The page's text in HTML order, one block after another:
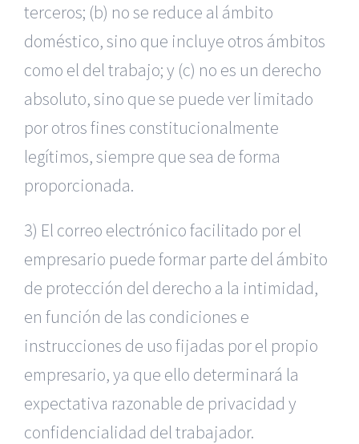
terceros; (b) no se reduce al ámbito
doméstico, sino que incluye otros ámbitos
como el del trabajo; y (c) no es un derecho
absoluto, sino que se puede ver limitado
por otros fines constitucionalmente
legítimos, siempre que sea de forma
proporcionada.
3) El correo electrónico facilitado por el
empresario puede formar parte del ámbito
de protección del derecho a la intimidad,
en función de las condiciones e
instrucciones de uso fijadas por el propio
empresario, ya que ello determinará la
expectativa razonable de privacidad y
confidencialidad del trabajador.